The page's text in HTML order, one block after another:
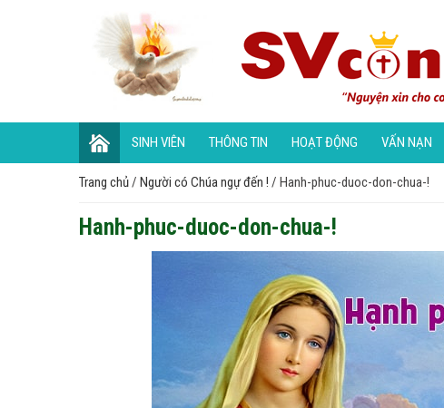
SINH VIÊN THÔNG TIN HOẠT ĐỘNG VẤN NẠN
Trang chủ/ Người có Chúa ngự đến ! / Hanh-phuc-duoc-don-chua-!
Hanh-phuc-duoc-don-chua-!